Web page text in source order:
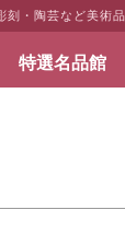
・陶芸など美術
特選名品館